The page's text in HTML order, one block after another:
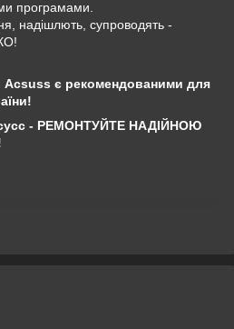
програмами.
надішлють, супроводять -
Acsuss є рекомендованими для
- РЕМОНТУЙТЕ НАДІЙНОЮ